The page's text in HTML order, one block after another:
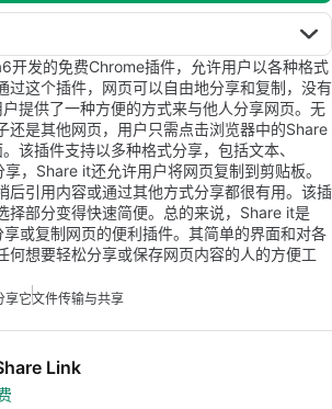
开发的免费Chrome插件，允许用户以各种格式
过这个插件，网页可以自由地分享和复制，没有
提供了一种方便的方式来与他人分享网页。无
还是其他网页，用户只需点击浏览器中的Share
该插件支持以多种格式分享，包括文本、
，Share it还允许用户将网页复制到剪贴板。
后引用内容或通过其他方式分享都很有用。该插
择部分变得快速简便。总的来说，Share it是
或复制网页的便利插件。其简单的界面和对各
何想要轻松分享或保存网页内容的人的方便工
享它文件传输与共享
Link